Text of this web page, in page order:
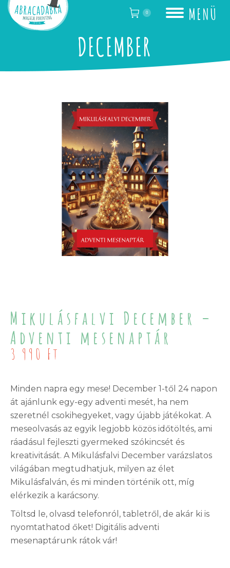
MENÜ
0
DECEMBER
Mikulásfalvi December –
Adventi mesenaptár
3 990 Ft
Minden napra egy mese! December 1-től 24 napon
át ajánlunk egy-egy adventi mesét, ha nem
szeretnél csokihegyeket, vagy újabb játékokat. A
meseolvasás az egyik legjobb közös időtöltés, ami
ráadásul fejleszti gyermeked szókincsét és
kreativitását. A Mikulásfalvi December varázslatos
világában megtudhatjuk, milyen az élet
Mikulásfalván, és mi minden történik ott, míg
elérkezik a karácsony.
Töltsd le, olvasd telefonról, tabletről, de akár ki is
nyomtathatod őket! Digitális adventi
mesenaptárunk rátok vár!